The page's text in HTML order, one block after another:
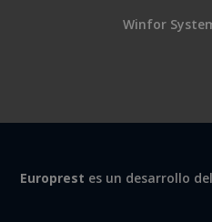
Winfor
Europrest es un desarrollo